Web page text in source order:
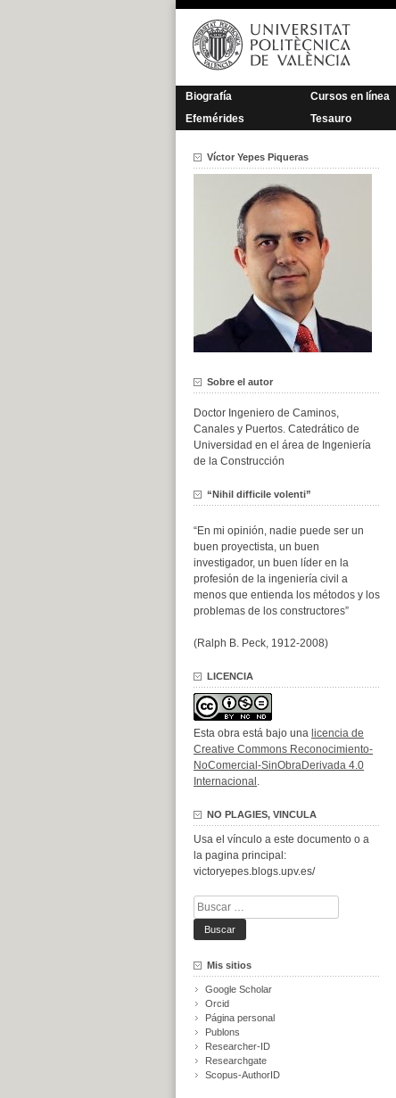
Saltar
contenido
Biografía Cursos en línea
Efemérides
Tesauro
Víctor Yepes Piqueras
Sobre el autor
Doctor Ingeniero de Caminos,
Canales y Puertos. Catedrático de
Universidad en el área de Ingeniería
de la Construcción
“Nihil difficile volenti”
“En mi opinión, nadie puede ser un
buen proyectista, un buen
investigador, un buen líder en la
profesión de la ingeniería civil a
menos que entienda los métodos y los
problemas de los constructores”
(Ralph B. Peck, 1912-2008)
LICENCIA
Esta obra está bajo una licencia de
Creative Commons Reconocimiento-
NoComercial-SinObraDerivada 4.0
Internacional .
NO PLAGIES, VINCULA
Usa el vínculo a este documento o a
la pagina principal:
victoryepes.blogs.upv.es/
Buscar:
Mis sitios
Google Scholar
Orcid
Página personal
Publons
Researcher-ID
Researchgate
Scopus-AuthorID